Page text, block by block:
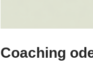
Coaching